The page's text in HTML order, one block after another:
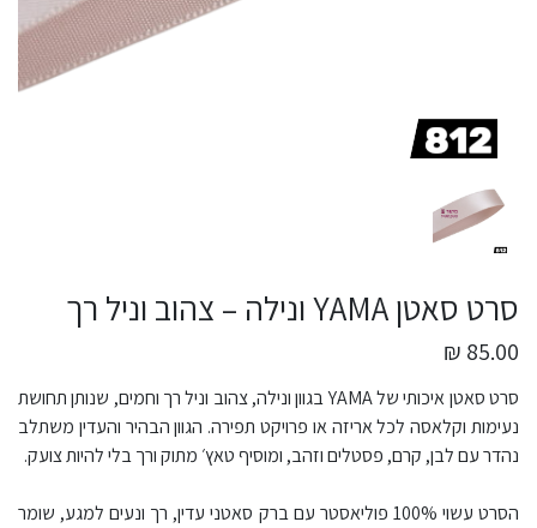
סרט סאטן YAMA ונילה – צהוב וניל רך
85.00 ₪
סרט סאטן איכותי של YAMA בגוון ונילה, צהוב וניל רך וחמים, שנותן תחושת
נעימות וקלאסה לכל אריזה או פרויקט תפירה. הגוון הבהיר והעדין משתלב
נהדר עם לבן, קרם, פסטלים וזהב, ומוסיף טאץ׳ מתוק ורך בלי להיות צועק.​
הסרט עשוי 100% פוליאסטר עם ברק סאטני עדין, רך ונעים למגע, שומר